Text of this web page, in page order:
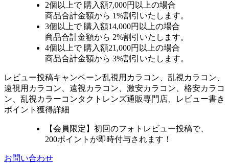
2個 以上で 購入額7,000円以上の場合
商品合計金額から 1%割引いたします。
3個 以上で 購入額14,000円以上の場合
商品合計金額から 2%割引いたします。
4個 以上で 購入額21,000円以上の場合
商品合計金額から 3%割引いたします。
レビュー投稿キャンペーン乱視用カラコン、乱視カラコン、
遠視用カラコン、遠視カラコン、激安カラコン、格安カラコ
ン、乱視カラーコンタクトレンズ通販専門店、レビュー書き
ポイント獲得詳細
【会員限定】初回のフォトレビュー投稿で、
200ポイント が即時付与されます！
お問い合わせ